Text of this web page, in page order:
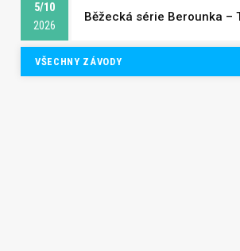
5/10
2026
Běžecká série Berounka –
VŠECHNY ZÁVODY